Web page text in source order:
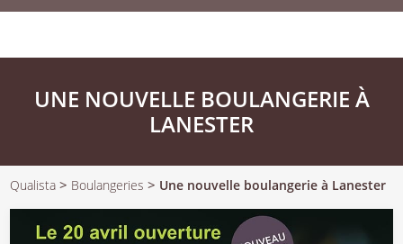
UNE NOUVELLE BOULANGERIE À
LANESTER
Qualista > Boulangeries > Une nouvelle boulangerie à Lanester